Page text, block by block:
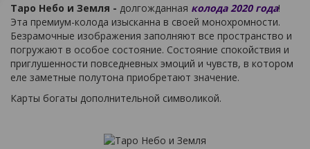
Таро Небо и Земля - долгожданная колода 2020 года!
Эта премиум-колода изысканна в своей монохромности.
Безрамочные изображения заполняют все пространство и
погружают в особое состояние. Состояние спокойствия и
приглушенности повседневных эмоций и чувств, в котором
еле заметные полутона приобретают значение.
Карты богаты дополнительной символикой.